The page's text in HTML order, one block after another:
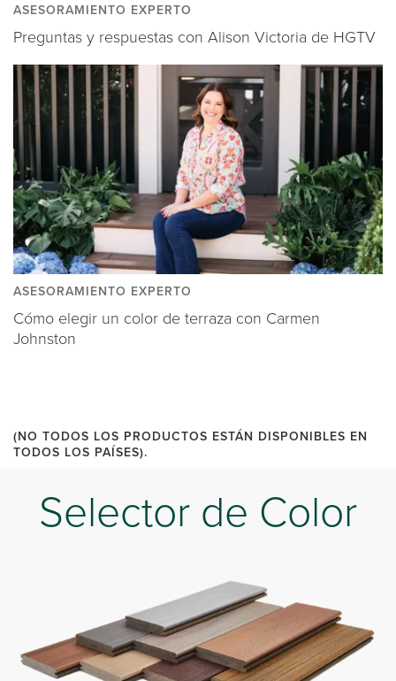
ASESORAMIENTO EXPERTO
Preguntas y respuestas con Alison Victoria de HGTV
ASESORAMIENTO EXPERTO
Cómo elegir un color de terraza con Carmen
Johnston
(NO TODOS LOS PRODUCTOS ESTÁN DISPONIBLES EN
TODOS LOS PAÍSES).
Selector de Color